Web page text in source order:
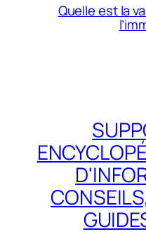
Quelle est la